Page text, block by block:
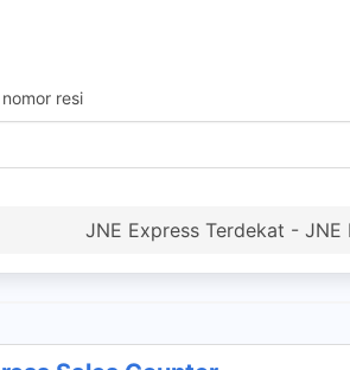
resi
JNE Express Terdekat - JNE